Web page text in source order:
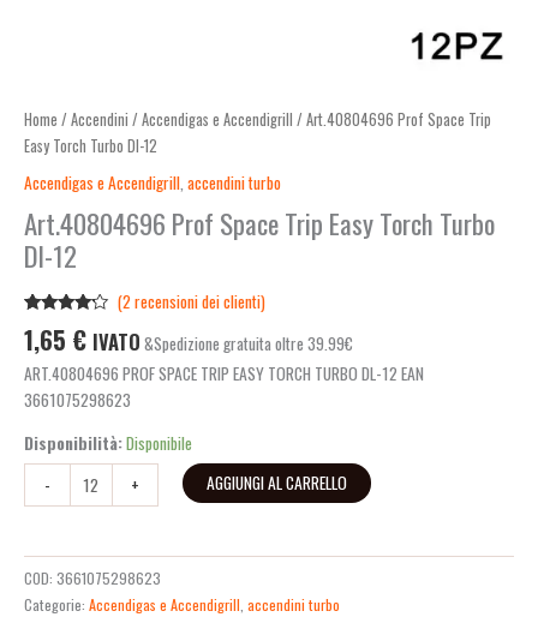
Home / Accendini / Accendigas e Accendigrill / Art.40804696 Prof Space Trip
Easy Torch Turbo Dl-12
Accendigas e Accendigrill accendini turbo
Art.40804696 Prof Space Trip Easy Torch Turbo
Dl-12
4.00su
5 su
base di
(2 recensioni dei clienti)
1,65 € IVATO &Spedizione gratuita oltre 39.99€
ART.40804696 PROF SPACE TRIP EASY TORCH TURBO DL-12 EAN
3661075298623
Disponibilità:Disponibile
-
+ AGGIUNGI AL CARRELLO
COD: 3661075298623
Categorie: Accendigas e Accendigrill accendini turbo